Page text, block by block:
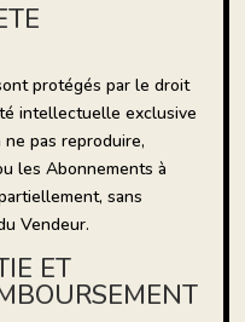
protégés par le droit
intellectuelle exclusive
ne pas reproduire,
les Abonnements à
sans
Vendeur.
ET